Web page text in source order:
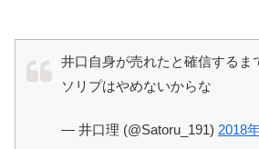
井口自身が売れたと確信するま
ソリプはやめないからな
— 井口理 (@Satoru_191) 2018